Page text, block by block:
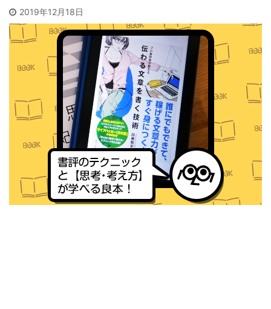
2019年12月18日